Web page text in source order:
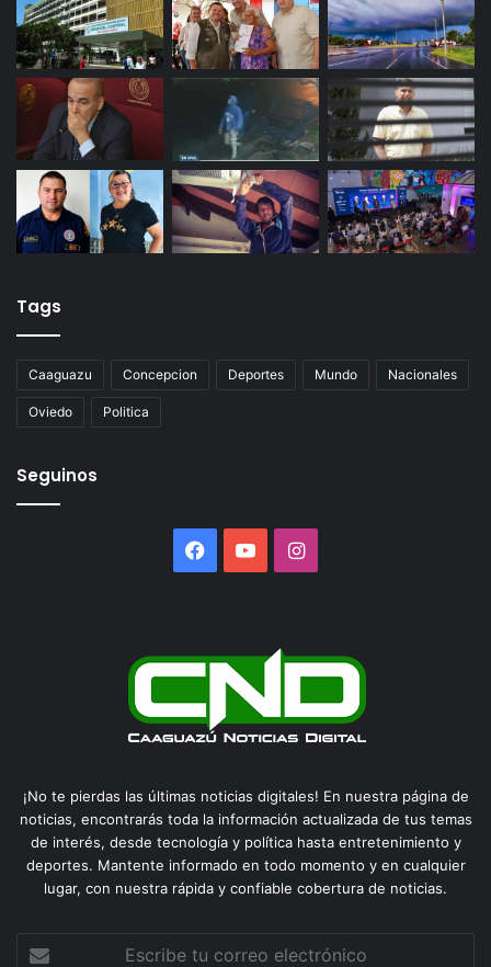
Tags
Caaguazu Concepcion Deportes Mundo Nacionales
Oviedo Politica
Seguinos
Facebook
YouTubeInstagram
¡No te pierdas las últimas noticias digitales! En nuestra página de
noticias, encontrarás toda la información actualizada de tus temas
de interés, desde tecnología y política hasta entretenimiento y
deportes. Mantente informado en todo momento y en cualquier
lugar, con nuestra rápida y confiable cobertura de noticias.